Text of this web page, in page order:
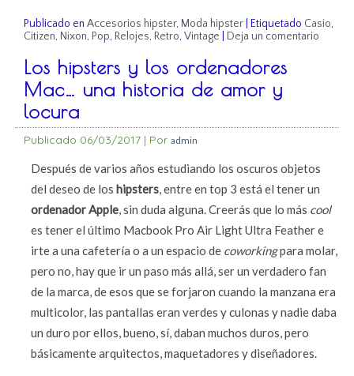
Publicado en Accesorios hipster, Moda hipster |Etiquetado Casio,
Citizen, Nixon, Pop, Relojes, Retro,Vintage Deja un comentario
Los hipsters y los ordenadores
Mac… una historia de amor y
locura
Publicado 06/03/2017 | Por admin
Después de varios años estudiando los oscuros objetos
del deseo de los hipsters, entre en top 3 está el tener un
ordenador Apple, sin duda alguna. Creerás que lo más cool
es tener el último Macbook Pro Air Light Ultra Feather e
irte a una cafetería o a un espacio de coworkingpara molar,
pero no, hay que ir un paso más allá, ser un verdadero fan
de la marca, de esos que se forjaron cuando la manzana era
multicolor, las pantallas eran verdes y culonas y nadie daba
un duro por ellos, bueno, sí, daban muchos duros, pero
básicamente arquitectos, maquetadores y diseñadores.